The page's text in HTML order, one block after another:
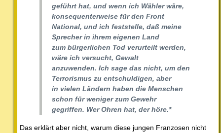
geführt hat, und wenn ich Wähler wäre,
konsequenterweise für den Front
National, und ich feststelle, daß meine
Sprecher in ihrem eigenen Land
zum bürgerlichen Tod verurteilt werden,
wäre ich versucht, Gewalt
anzuwenden. Ich sage das nicht, um den
Terrorismus zu entschuldigen, aber
in vielen Ländern haben die Menschen
schon für weniger zum Gewehr
gegriffen. Wer Ohren hat, der höre.*
Das erklärt aber nicht, warum diese jungen Franzosen nicht